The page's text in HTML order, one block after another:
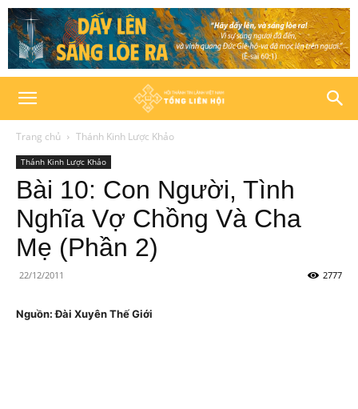
Trang chủ Thánh Kinh Lược Khảo
Thánh Kinh Lược Khảo
Bài 10: Con Người, Tình
Nghĩa Vợ Chồng Và Cha
Mẹ (Phần 2)
22/12/2011 2777
Nguồn: Đài Xuyên Thế Giới